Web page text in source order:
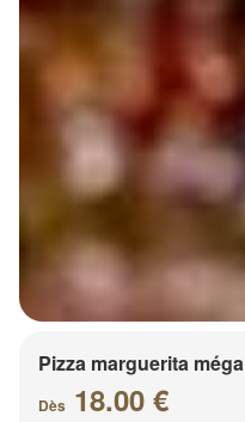
Pizza marguerita méga
Dès 18.00 €